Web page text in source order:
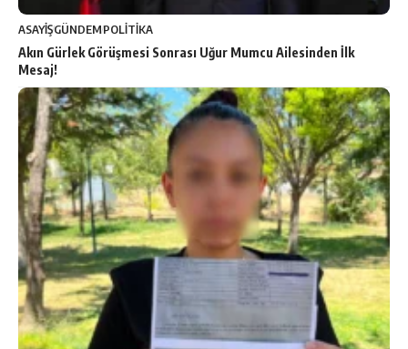
ASAYİŞGÜNDEMPOLİTİKA
Akın Gürlek Görüşmesi Sonrası Uğur Mumcu Ailesinden İlk
Mesaj!